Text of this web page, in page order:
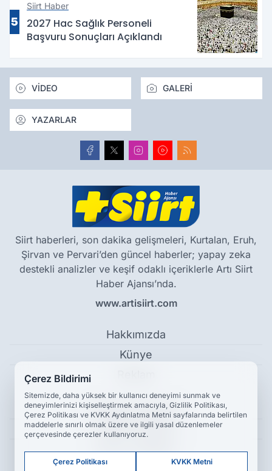
5
Siirt Haber
2027 Hac Sağlık Personeli
Başvuru Sonuçları Açıklandı
VİDEO GALERİ
YAZARLAR
Siirt haberleri, son dakika gelişmeleri, Kurtalan, Eruh,
Şirvan ve Pervari’den güncel haberler; yapay zeka
destekli analizler ve keşif odaklı içeriklerle Artı Siirt
Haber Ajansı’nda.
www.artisiirt.com
Hakkımızda
Künye
Kullanım Koşulları
Gizlilik Politikası
Çerez Politikası
Çerez Bildirimi
Sitemizde, daha yüksek bir kullanıcı deneyimi sunmak ve
deneyimlerinizi kişiselleştirmek amacıyla, Gizlilik Politikası,
Çerez Politikası ve KVKK Aydınlatma Metni sayfalarında belirtilen
maddelerle sınırlı olmak üzere ve ilgili yasal düzenlemeler
çerçevesinde çerezler kullanıyoruz.
Çerez Politikası KVKK Metni